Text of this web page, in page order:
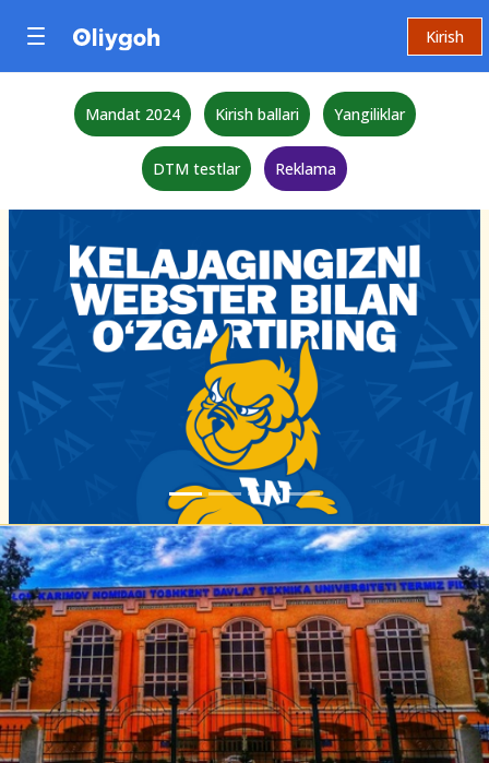
Kirish
Mandat 2024 Kirish ballari Yangiliklar
DTM testlar Reklama